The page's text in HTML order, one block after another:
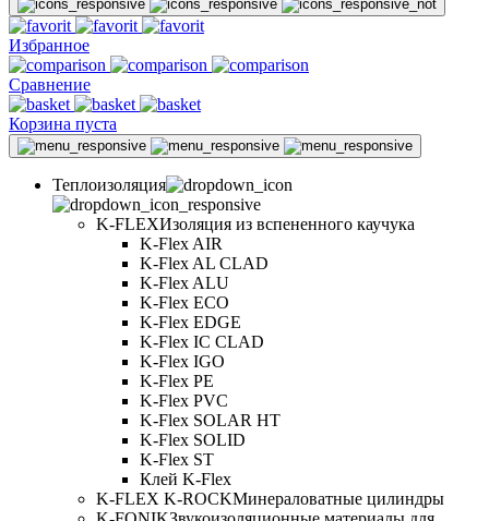
Избранное
Сравнение
Корзина пуста
Теплоизоляция
K-FLEXИзоляция из вспененного каучука
K-Flex AIR
K-Flex AL CLAD
K-Flex ALU
K-Flex ECO
K-Flex EDGE
K-Flex IC CLAD
K-Flex IGO
K-Flex PE
K-Flex PVC
K-Flex SOLAR HT
K-Flex SOLID
K-Flex ST
Клей K-Flex
K-FLEX K-ROCKМинераловатные цилиндры